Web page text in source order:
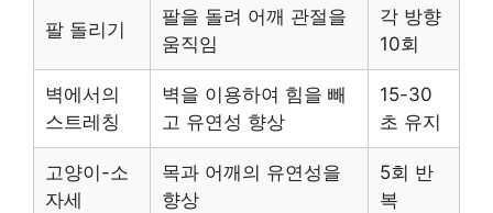
팔 돌리기
팔을 돌려 어깨 관절을
움직임
각 방향
10회
벽에서의
스트레칭
벽을 이용하여 힘을 빼
고 유연성 향상
15-30
초 유지
고양이-소
자세
목과 어깨의 유연성을
향상
5회 반
복